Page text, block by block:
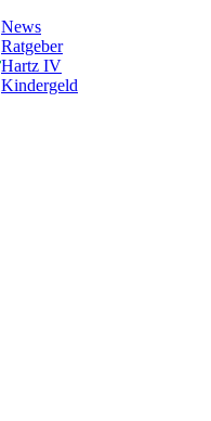
News
Ratgeber
Hartz IV
Kindergeld